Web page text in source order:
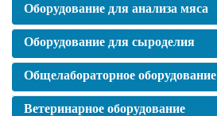
Оборудование для анализа мяса
Оборудование для сыроделия
Общелабораторное оборудование
Ветеринарное оборудование